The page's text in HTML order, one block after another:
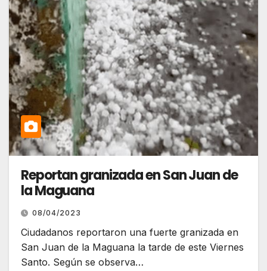
Reportan granizada en San Juan de
la Maguana
08/04/2023
Ciudadanos reportaron una fuerte granizada en
San Juan de la Maguana la tarde de este Viernes
Santo. Según se observa…